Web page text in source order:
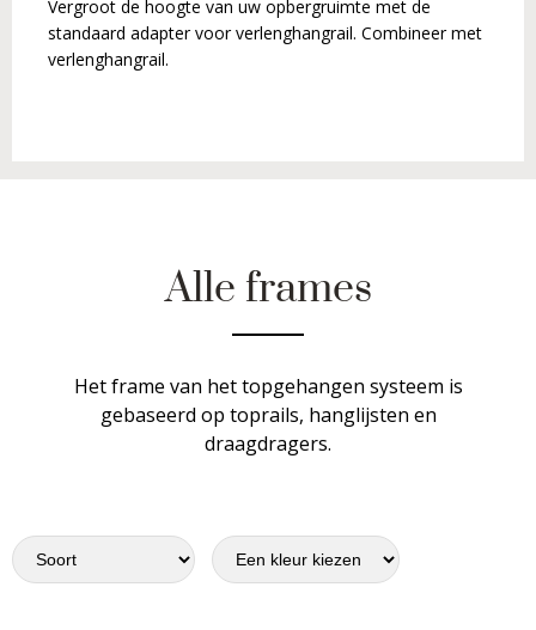
Vergroot de hoogte van uw opbergruimte met de
standaard adapter voor verlenghangrail. Combineer met
verlenghangrail.
Alle frames
Het frame van het topgehangen systeem is
gebaseerd op toprails, hanglijsten en
draagdragers.